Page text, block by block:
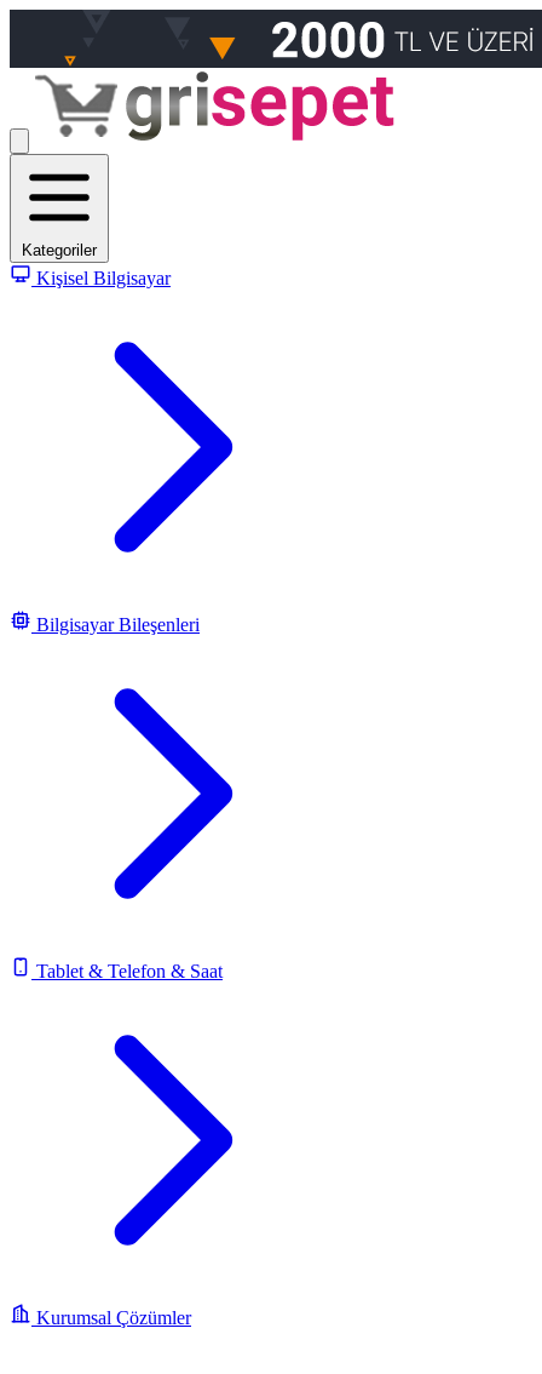
Kategoriler
Kişisel Bilgisayar
Bilgisayar Bileşenleri
Tablet & Telefon & Saat
Kurumsal Çözümler